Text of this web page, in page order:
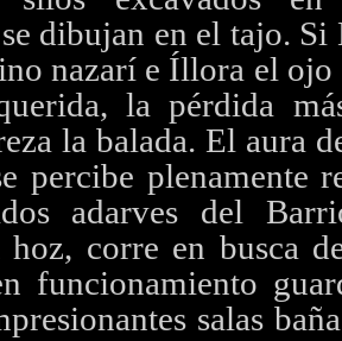
dibujan en el tajo.
nazarí e Íllora el ojo
la pérdida
la balada. El aura
percibe plenamente
adarves del
hoz, corre en busca
funcionamiento
salas